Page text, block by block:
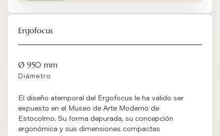
Ergofocus
Ø 950 mm
Diámetro
El diseño atemporal del Ergofocus le ha valido ser
expuesto en el Museo de Arte Moderno de
Estocolmo. Su forma depurada, su concepción
ergonómica y sus dimensiones compactas